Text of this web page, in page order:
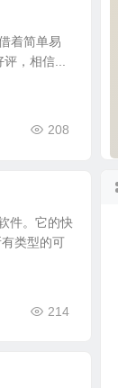
着简单易
，相信...
208
件。它的快
类型的可
214